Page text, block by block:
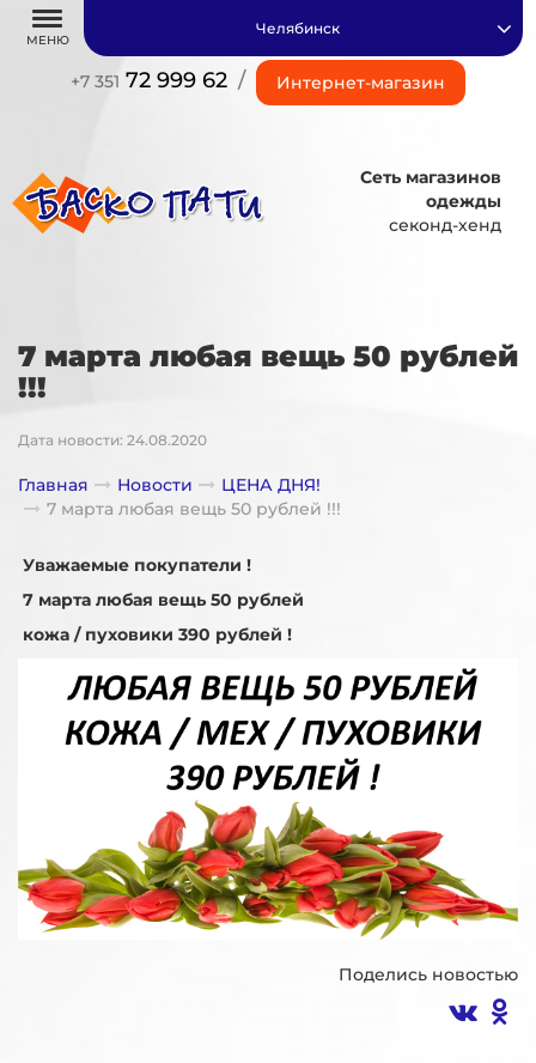
МЕНЮ
+7 351 72 999 62 / Интернет-магазин
Челябинск
Сеть магазинов
одежды
секонд-хенд
7 марта любая вещь 50 рублей
!!!
Дата новости: 24.08.2020
Главная Новости
ЦЕНА ДНЯ!
7 марта любая вещь 50 рублей !!!
Уважаемые покупатели !
7 марта любая вещь 50 рублей
кожа / пуховики 390 рублей !
Поделись новостью